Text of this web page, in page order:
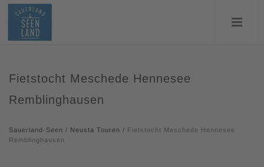
Fietstocht Meschede Hennesee
Remblinghausen
Sauerland-Seen / Neusta Touren / Fietstocht Meschede Hennesee
Remblinghausen